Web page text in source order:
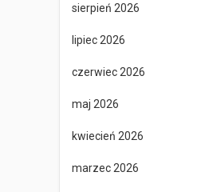
sierpień 2026
lipiec 2026
czerwiec 2026
maj 2026
kwiecień 2026
marzec 2026